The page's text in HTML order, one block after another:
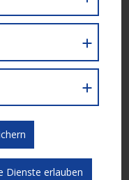
auch wenn
rückte die Frage in den
längeres Arbeiten gut
Index“wurde ein
dabei unterstützt,
und gestaltbar zu
Dienste erlauben